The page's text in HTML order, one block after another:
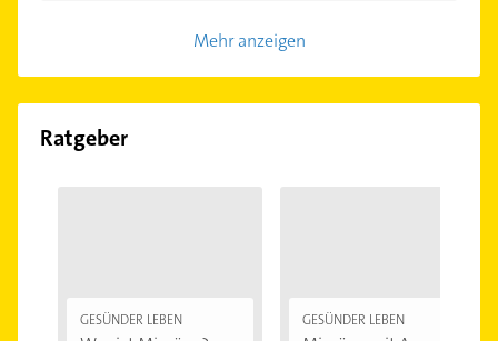
Mehr anzeigen
Ratgeber
GESÜNDER LEBEN GESÜNDER LEBEN